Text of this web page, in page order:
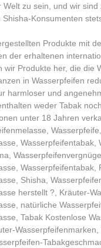
zu sein, und wir sind
Konsumenten
Produkte mit
der erhaltenen
wir Produkte her, die die
in Wasserpfeifen
harmloser und
weder Tabak
unter 18 Jahren
Wasserpfeife,
Wasserpfeifentabak,
Wasserpfeifentabak,
Shisha,
herstellt ?, Kräuter-
natürliche
Tabak Kostenlose
Wasserpfeifenmarken,